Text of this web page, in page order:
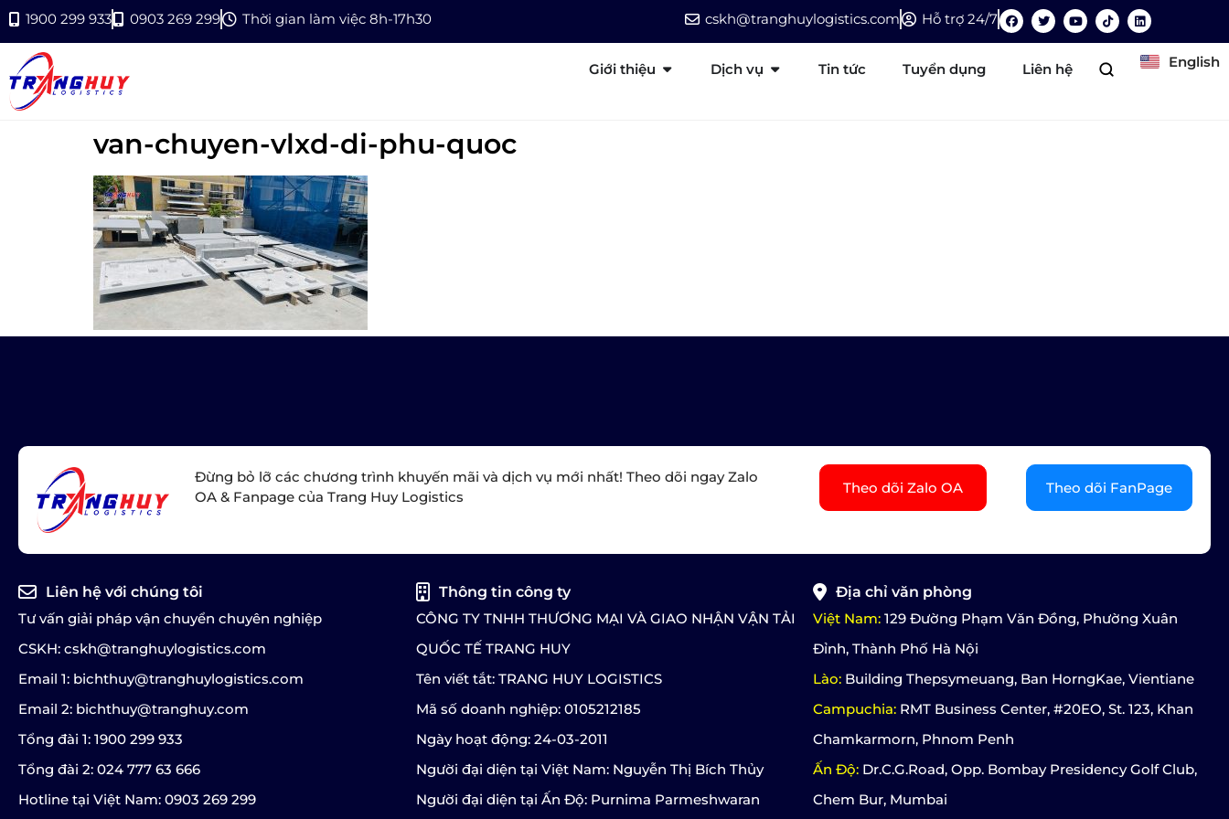
1900 299 933 0903 269 299 Thời gian làm việc 8h-17h30 cskh@tranghuylogistics.com Hỗ trợ 24/7
Giới thiệu Dịch vụ Tin tức Tuyển dụng Liên hệ English
van-chuyen-vlxd-di-phu-quoc
Đừng bỏ lỡ các chương trình khuyến mãi và dịch vụ mới nhất! Theo dõi ngay Zalo
OA & Fanpage của Trang Huy Logistics
Theo dõi Zalo OA Theo dõi FanPage
Liên hệ với chúng tôi
Tư vấn giải pháp vận chuyển chuyên nghiệp
CSKH: cskh@tranghuylogistics.com
Email 1: bichthuy@tranghuylogistics.com
Email 2: bichthuy@tranghuy.com
Tổng đài 1: 1900 299 933
Tổng đài 2: 024 777 63 666
Hotline tại Việt Nam: 0903 269 299
Thông tin công ty
CÔNG TY TNHH THƯƠNG MẠI VÀ GIAO NHẬN VẬN TẢI
QUỐC TẾ TRANG HUY
Tên viết tắt: TRANG HUY LOGISTICS
Mã số doanh nghiệp: 0105212185
Ngày hoạt động: 24-03-2011
Người đại diện tại Việt Nam: Nguyễn Thị Bích Thủy
Người đại diện tại Ấn Độ: Purnima Parmeshwaran
Địa chỉ văn phòng
Việt Nam: 129 Đường Phạm Văn Đồng, Phường Xuân
Đỉnh, Thành Phố Hà Nội
Lào: Building Thepsymeuang, Ban HorngKae, Vientiane
Campuchia: RMT Business Center, #20EO, St. 123, Khan
Chamkarmorn, Phnom Penh
Ấn Độ: Dr.C.G.Road, Opp. Bombay Presidency Golf Club,
Chem Bur, Mumbai